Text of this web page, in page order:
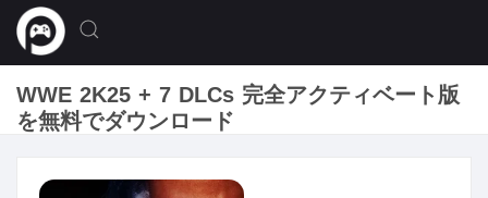
WWE 2K25 + 7 DLCs 完全アクティベート版
を無料でダウンロード